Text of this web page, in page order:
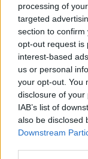
processing of
targeted
section to
opt-out request is
interest-based
us or personal
your opt-out. You
disclosure of
IAB’s list of
also be disclosed
Downstream
Można korzystać
urządzenia z
AirPrint z
Z łatwością
bez
rozwiązaniom